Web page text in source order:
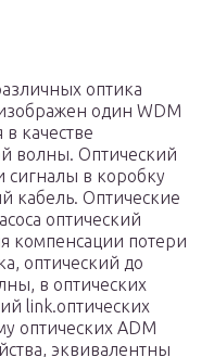
оптика
один WDM
качестве
волны. Оптический
сигналы в коробку
кабель. Оптические
оптический
компенсации потери
оптический до
в оптических
link.оптических
оптических ADM
эквивалентны